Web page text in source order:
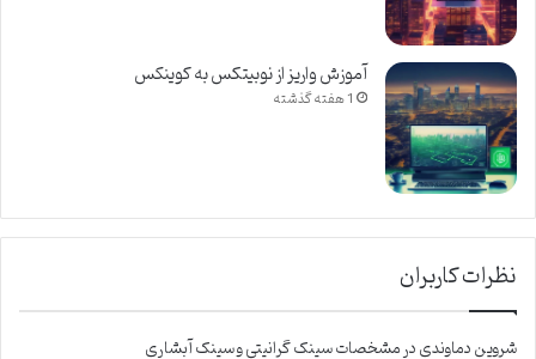
آموزش واریز از نوبیتکس به کوینکس
1 هفته گذشته
نظرات کاربران
شروین دماوندیدرمشخصات سینک گرانیتی و سینک آبشاری